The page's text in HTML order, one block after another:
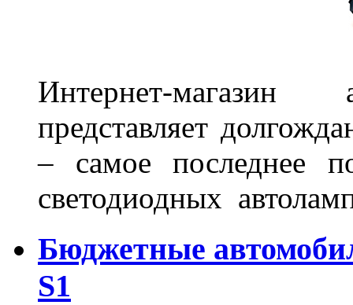
Интернет-магазин
представляет
– самое последнее
светодиодных
Бюджетные
S1